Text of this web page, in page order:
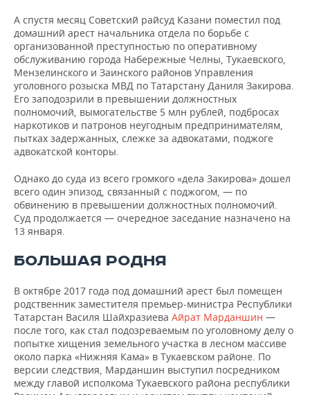
А спустя месяц Советский райсуд Казани поместил под
домашний арест начальника отдела по борьбе с
организованной преступностью по оперативному
обслуживанию города Набережные Челны, Тукаевского,
Мензелинского и Заинского районов Управления
уголовного розыска МВД по Татарстану Даниля Закирова.
Его заподозрили в превышении должностных
полномочий, вымогательстве 5 млн рублей, подбросах
наркотиков и патронов неугодным предпринимателям,
пытках задержанных, слежке за адвокатами, поджоге
адвокатской конторы.
Однако до суда из всего громкого «дела Закирова» дошел
всего один эпизод, связанный с поджогом, — по
обвинению в превышении должностных полномочий.
Суд продолжается — очередное заседание назначено на
13 января.
БОЛЬШАЯ РОДНЯ
В октябре 2017 года под домашний арест был помещен
родственник заместителя премьер-министра Республики
Татарстан Василя Шайхразиева Айрат Марданшин —
после того, как стал подозреваемым по уголовному делу о
попытке хищения земельного участка в лесном массиве
около парка «Нижняя Кама» в Тукаевском районе. По
версии следствия, Марданшин выступил посредником
между главой исполкома Тукаевского района республики